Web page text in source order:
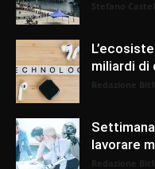
miliardi di
lavorare